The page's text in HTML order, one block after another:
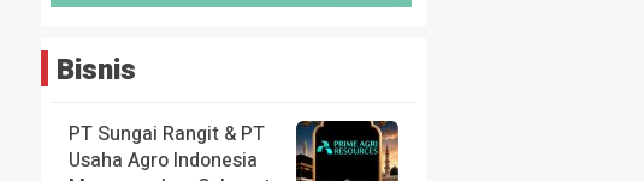
Bisnis
PT Sungai Rangit & PT
Usaha Agro Indonesia